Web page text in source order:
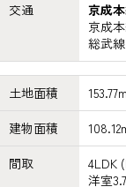
交通
京成
京成
総武
土地面積
建物面積
間取
4LDK
洋室